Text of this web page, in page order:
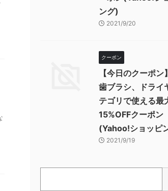
ング)
2021/9/20
クーポン
【今日のクーポン
歯ブラシ、ドライ
テゴリで使える最
15%OFFクーポン
(Yahoo!ショッピ
2021/9/19